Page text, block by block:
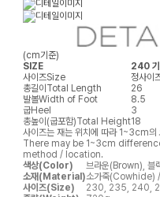
(cm기준)
SIZE
240
사이즈Size
정사이
총길이Total Length
26
발볼Width of Foot
8.5
굽Heel
3
총높이(굽포함)Total Height18
사이즈는 재는 위치에 따라 1~3cm의
There may be 1~3cm
method / location.
색상(Color)
브라운(Brown), 블
소재(Material)소가죽(Cowhide)
사이즈(Size)
230, 235, 240,